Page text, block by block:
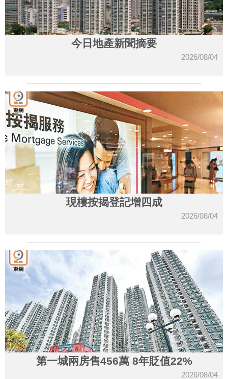
今日地產新聞摘要
2026/08/04
現樓按揭登記增四成
2026/08/04
第一城兩房售456萬 8年貶值22%
2026/08/04